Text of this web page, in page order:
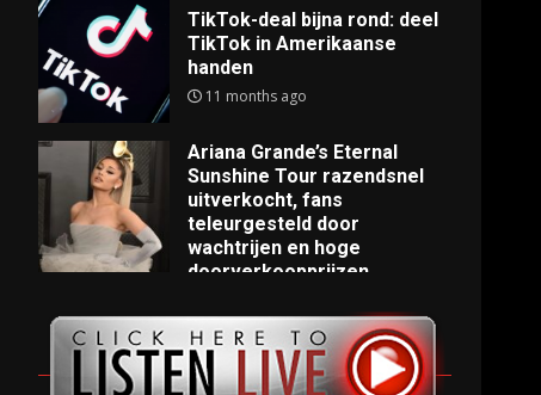
TikTok-deal bijna rond: deel
TikTok in Amerikaanse
handen
11 months ago
Ariana Grande’s Eternal
Sunshine Tour razendsnel
uitverkocht, fans
teleurgesteld door
wachtrijen en hoge
doorverkoopprijzen